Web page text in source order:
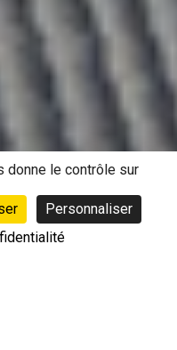
le contrôle sur
Personnaliser